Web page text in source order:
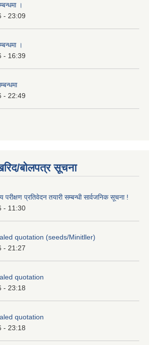
।
- 23:09
।
- 16:39
- 22:49
बोलपत्र सूचना
परीक्षण प्रतिवेदन तयारी सम्बन्धी सार्वजनिक सूचना !
- 11:30
quotation (seeds/Minitller)
- 21:27
quotation
- 23:18
quotation
- 23:18